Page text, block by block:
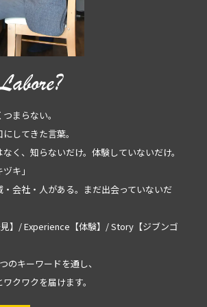
まらない。
してきた言葉。
く、知らないだけ。体験していないだけ。
キ」
・会社・人がある。まだ出会っていないだ
】/ Experience【体験】/ Story【ジブンゴ
のキーワードを通し、
クワクを届けます。